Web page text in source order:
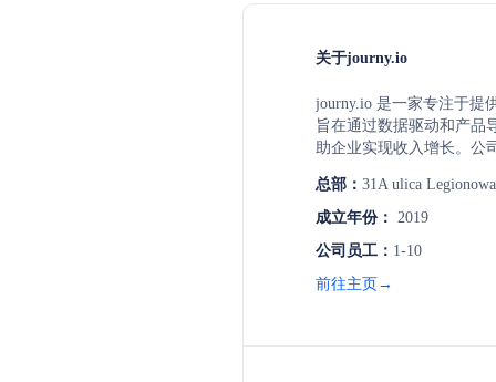
关于journy.io
journy.io 是一家专注于提
旨在通过数据驱动和产品
助企业实现收入增长。公
机会或流失风险，并支持
服务剧本。journy.io 支持
B2B和B2C SaaS公司。通
Segment、Intercom、
总部： 31A ulica Legionowa
成立年份： 2019
公司员工： 1-10
前往主页→